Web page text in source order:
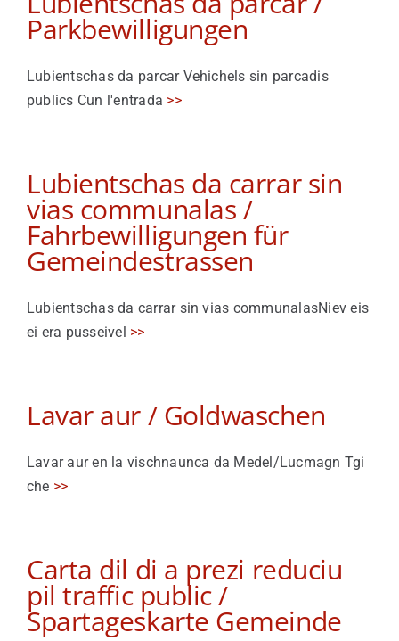
Viver a Medel
Turissem
Parkbewilligungen
Lubientschas da parcar Vehichels sin parcadis
publics Cun l'entrada >>
Lubientschas da carrar sin
vias communalas /
Fahrbewilligungen für
Gemeindestrassen
Lubientschas da carrar sin vias communalasNiev eis
ei era pusseivel >>
Lavar aur / Goldwaschen
Lavar aur en la vischnaunca da Medel/Lucmagn Tgi
che >>
Carta dil di a prezi reduciu
pil traffic public /
Spartageskarte Gemeinde